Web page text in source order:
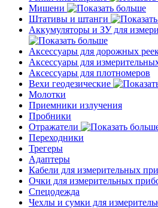
Мишени
Штативы и штанги
Аккумуляторы и ЗУ для
Аксессуары для дорожных
Аксессуары для
Аксессуары для плотномеров
Вехи геодезические
Молотки
Приемники излучения
Пробники
Отражатели
Переходники
Трегеры
Адаптеры
Кабели для измерительных
Очки для измерительных
Спецодежда
Чехлы и сумки для